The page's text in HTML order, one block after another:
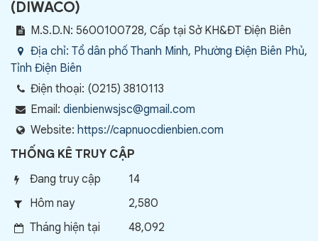
(DIWACO)
M.S.D.N: 5600100728, Cấp tại Sở KH&ĐT Điện Biên
Địa chỉ: Tổ dân phố Thanh Minh, Phường Điện Biên Phủ,
Tỉnh Điện Biên
Điện thoại: (0215) 3810113
Email: dienbienwsjsc@gmail.com
Website: https://capnuocdienbien.com
THỐNG KÊ TRUY CẬP
Đang truy cập
14
Hôm nay
2,580
Tháng hiện tại
48,092